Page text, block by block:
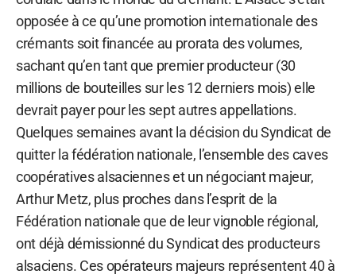
opposée à ce qu’une promotion internationale des
crémants soit financée au prorata des volumes,
sachant qu’en tant que premier producteur (30
millions de bouteilles sur les 12 derniers mois) elle
devrait payer pour les sept autres appellations.
Quelques semaines avant la décision du Syndicat de
quitter la fédération nationale, l’ensemble des caves
coopératives alsaciennes et un négociant majeur,
Arthur Metz, plus proches dans l’esprit de la
Fédération nationale que de leur vignoble régional,
ont déjà démissionné du Syndicat des producteurs
alsaciens. Ces opérateurs majeurs représentent 40 à